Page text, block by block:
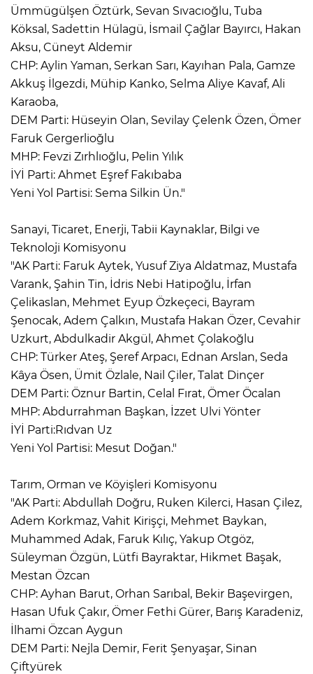
Ümmügülşen Öztürk, Sevan Sıvacıoğlu, Tuba
Köksal, Sadettin Hülagü, İsmail Çağlar Bayırcı, Hakan
Aksu, Cüneyt Aldemir
CHP: Aylin Yaman, Serkan Sarı, Kayıhan Pala, Gamze
Akkuş İlgezdi, Mühip Kanko, Selma Aliye Kavaf, Ali
Karaoba,
DEM Parti: Hüseyin Olan, Sevilay Çelenk Özen, Ömer
Faruk Gergerlioğlu
MHP: Fevzi Zırhlıoğlu, Pelin Yılık
İYİ Parti: Ahmet Eşref Fakıbaba
Yeni Yol Partisi: Sema Silkin Ün."
Sanayi, Ticaret, Enerji, Tabii Kaynaklar, Bilgi ve
Teknoloji Komisyonu
"AK Parti: Faruk Aytek, Yusuf Ziya Aldatmaz, Mustafa
Varank, Şahin Tin, İdris Nebi Hatipoğlu, İrfan
Çelikaslan, Mehmet Eyup Özkeçeci, Bayram
Şenocak, Adem Çalkın, Mustafa Hakan Özer, Cevahir
Uzkurt, Abdulkadir Akgül, Ahmet Çolakoğlu
CHP: Türker Ateş, Şeref Arpacı, Ednan Arslan, Seda
Kâya Ösen, Ümit Özlale, Nail Çiler, Talat Dinçer
DEM Parti: Öznur Bartin, Celal Fırat, Ömer Öcalan
MHP: Abdurrahman Başkan, İzzet Ulvi Yönter
İYİ Parti:Rıdvan Uz
Yeni Yol Partisi: Mesut Doğan."
Tarım, Orman ve Köyişleri Komisyonu
"AK Parti: Abdullah Doğru, Ruken Kilerci, Hasan Çilez,
Adem Korkmaz, Vahit Kirişçi, Mehmet Baykan,
Muhammed Adak, Faruk Kılıç, Yakup Otgöz,
Süleyman Özgün, Lütfi Bayraktar, Hikmet Başak,
Mestan Özcan
CHP: Ayhan Barut, Orhan Sarıbal, Bekir Başevirgen,
Hasan Ufuk Çakır, Ömer Fethi Gürer, Barış Karadeniz,
İlhami Özcan Aygun
DEM Parti: Nejla Demir, Ferit Şenyaşar, Sinan
Çiftyürek